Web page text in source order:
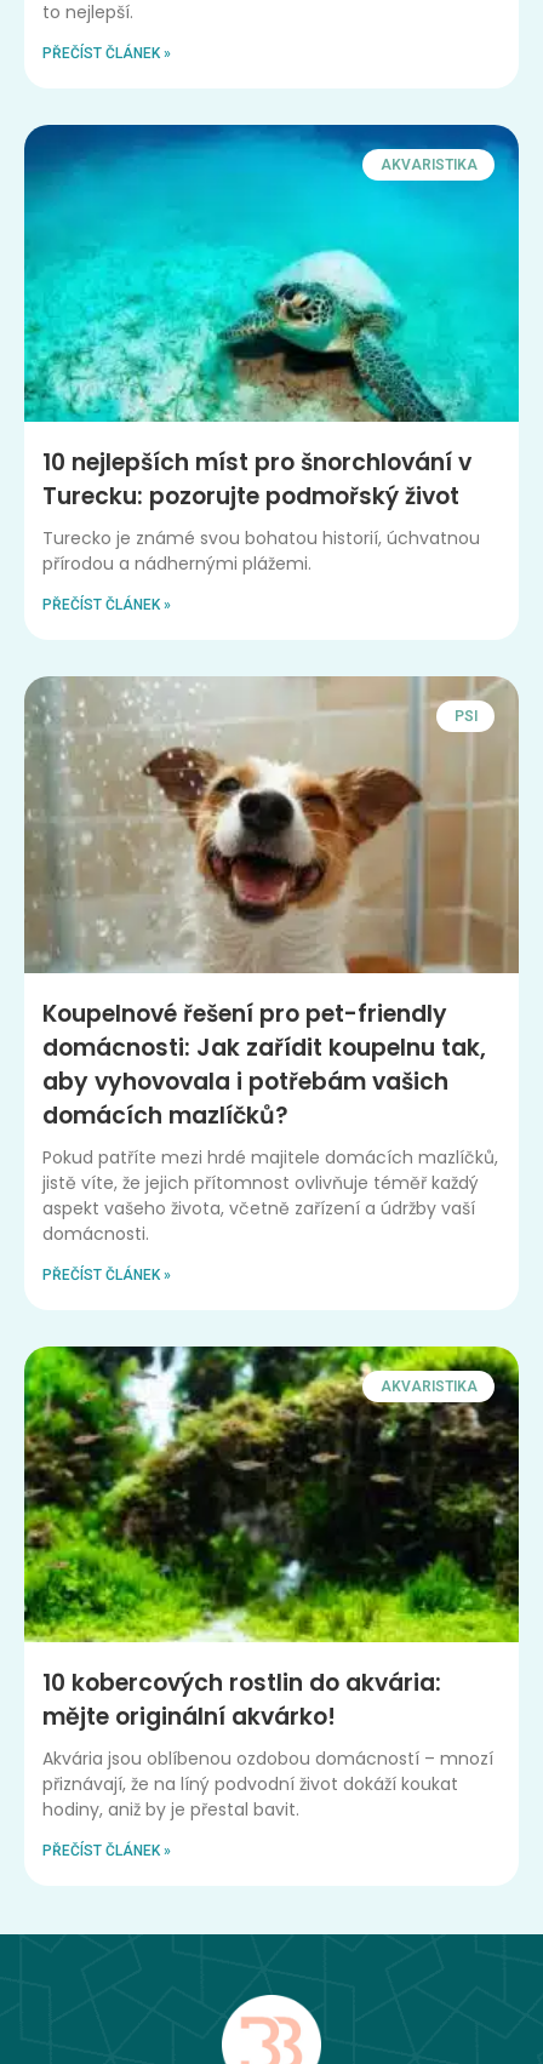
to nejlepší.
PŘEČÍST ČLÁNEK »
AKVARISTIKA
10 nejlepších míst pro šnorchlování v
Turecku: pozorujte podmořský život
Turecko je známé svou bohatou historií, úchvatnou
přírodou a nádhernými plážemi.
PŘEČÍST ČLÁNEK »
PSI
Koupelnové řešení pro pet-friendly
domácnosti: Jak zařídit koupelnu tak,
aby vyhovovala i potřebám vašich
domácích mazlíčků?
Pokud patříte mezi hrdé majitele domácích mazlíčků,
jistě víte, že jejich přítomnost ovlivňuje téměř každý
aspekt vašeho života, včetně zařízení a údržby vaší
domácnosti.
PŘEČÍST ČLÁNEK »
AKVARISTIKA
10 kobercových rostlin do akvária:
mějte originální akvárko!
Akvária jsou oblíbenou ozdobou domácností – mnozí
přiznávají, že na líný podvodní život dokáží koukat
hodiny, aniž by je přestal bavit.
PŘEČÍST ČLÁNEK »